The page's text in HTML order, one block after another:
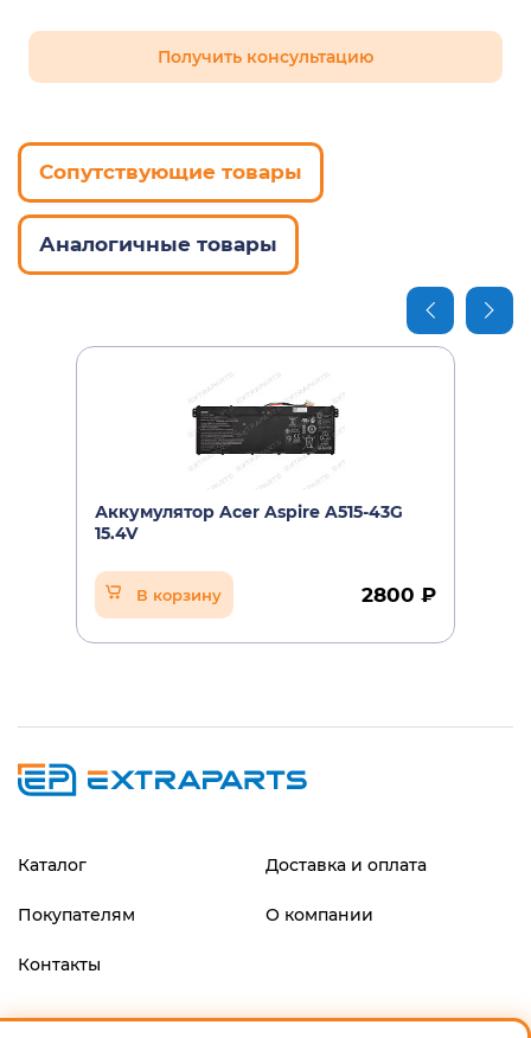
Получить консультацию
Сопутствующие товары
Аналогичные товары
Аккумулятор Acer Aspire A515-43G
15.4V
В корзину 2800 ₽
Каталог Доставка и оплата
Покупателям О компании
Контакты